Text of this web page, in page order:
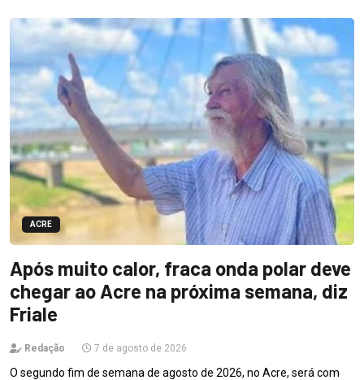
ACRE
Após muito calor, fraca onda polar deve
chegar ao Acre na próxima semana, diz
Friale
Redação 7 de agosto de 2026
O segundo fim de semana de agosto de 2026, no Acre, será com